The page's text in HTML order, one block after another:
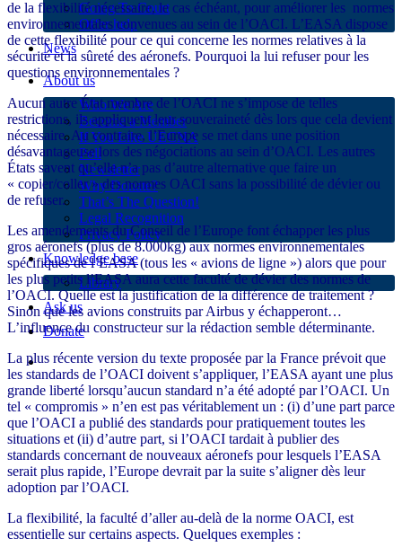
Going To Court
Offer help
News
About us
Who We Are
Become a Member
If You Like UECNA
Poll
Newsletter
Why Donate?
That’s The Question!
Legal Recognition
Privacy Policy
Knowledge base
Library
Ask us
Donate
de la flexibilité nécessaire, le cas échéant, pour améliorer les normes
environnementales convenues au sein de l’OACI. L’EASA dispose
de cette flexibilité pour ce qui concerne les normes relatives à la
sécurité et la sûreté des aéronefs. Pourquoi la lui refuser pour les
questions environnementales ?
Aucun autre État membre de l’OACI ne s’impose de telles
restrictions, ils appliquent leur souveraineté dès lors que cela devient
nécessaire. Au contraire, l’Europe se met dans une position
désavantageuse lors des négociations au sein d’OACI. Les autres
États savent qu’elle n’a pas d’autre alternative que faire un
« copier/coller » des normes OACI sans la possibilité de dévier ou
de refuser.
Les amendements du Conseil de l’Europe font échapper les plus
gros aéronefs (plus de 8.000kg) aux normes environnementales
spécifiques de l’EASA (tous les « avions de ligne ») alors que pour
les plus petits l’EASA aura cette faculté de dévier des normes de
l’OACI. Quelle est la justification de la différence de traitement ?
Sinon que les avions construits par Airbus y échapperont…
L’influence du constructeur sur la rédaction semble déterminante.
La plus récente version du texte proposée par la France prévoit que
les standards de l’OACI doivent s’appliquer, l’EASA ayant une plus
grande liberté lorsqu’aucun standard n’a été adopté par l’OACI. Un
tel « compromis » n’en est pas véritablement un : (i) d’une part parce
que l’OACI a publié des standards pour pratiquement toutes les
situations et (ii) d’autre part, si l’OACI tardait à publier des
standards concernant de nouveaux aéronefs pour lesquels l’EASA
serait plus rapide, l’Europe devrait par la suite s’aligner dès leur
adoption par l’OACI.
La flexibilité, la faculté d’aller au-delà de la norme OACI, est
essentielle sur certains aspects. Quelques exemples :